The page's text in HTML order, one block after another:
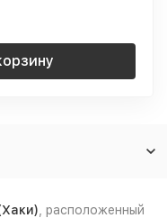
, расположенный